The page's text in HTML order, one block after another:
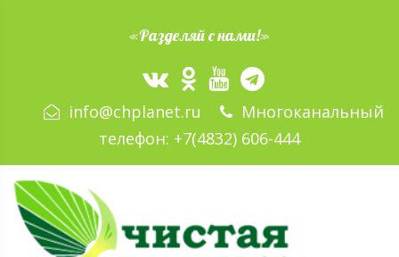
«Разделяй с нами!»
info@chplanet.ru
Многоканальный
телефон: +7(4832) 606-444